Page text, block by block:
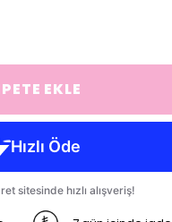
EKLE